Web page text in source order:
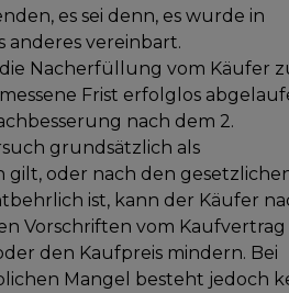
es sei denn, es wurde in
anderes vereinbart.
Nacherfüllung vom Käufer
Frist erfolglos
nach dem 2.
grundsätzlich als
gilt, oder nach den
ist, kann der Käufer
Vorschriften vom Kaufvertrag
den Kaufpreis mindern. Bei
Mangel besteht jedoch